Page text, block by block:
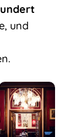
und